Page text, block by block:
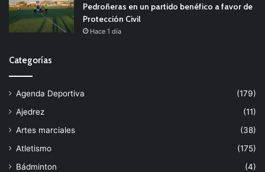
Pedroñeras en un partido benéfico a favor de
Protección Civil
Hace 1 día
Categorías
Agenda Deportiva
(179)
Ajedrez
(11)
Artes marciales
(38)
Atletismo
(175)
Bádminton
(4)